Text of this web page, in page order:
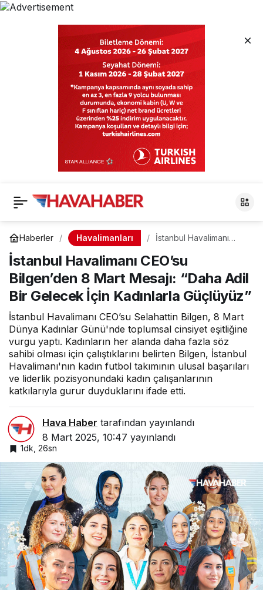
Haberler Havalimanları
İstanbul Havalimanı
Mart Mesajı: “Daha Adil
Bir Gelecek İçin
Kadınlarla Güçlüyüz”
İstanbul Havalimanı CEO’su
Bilgen’den 8 Mart Mesajı: “Daha Adil
Bir Gelecek İçin Kadınlarla Güçlüyüz”
İstanbul Havalimanı CEO’su Selahattin Bilgen, 8 Mart
Dünya Kadınlar Günü'nde toplumsal cinsiyet eşitliğine
vurgu yaptı. Kadınların her alanda daha fazla söz
sahibi olması için çalıştıklarını belirten Bilgen, İstanbul
Havalimanı'nın kadın futbol takımının ulusal başarıları
ve liderlik pozisyonundaki kadın çalışanlarının
katkılarıyla gurur duyduklarını ifade etti.
Hava Haber tarafından yayınlandı
8 Mart 2025, 10:47 yayınlandı
1dk, 26sn